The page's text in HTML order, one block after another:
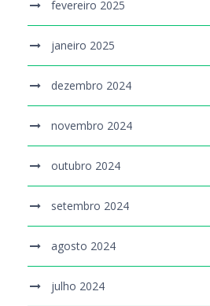
fevereiro 2025
janeiro 2025
dezembro 2024
novembro 2024
outubro 2024
setembro 2024
agosto 2024
julho 2024